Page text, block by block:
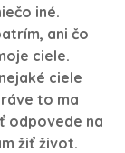
iné.
ani čo
ciele.
ciele
to ma
odpovede na
žiť život.